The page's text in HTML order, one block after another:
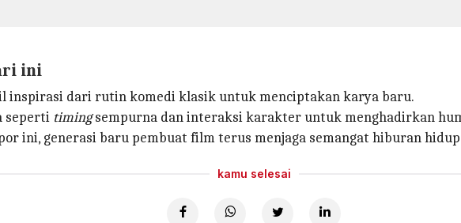
ini
inspirasi dari rutin komedi klasik untuk menciptakan karya baru.
seperti timingsempurna dan interaksi karakter untuk menghadirkan
ini, generasi baru pembuat film terus menjaga semangat hiburan
kamu selesai